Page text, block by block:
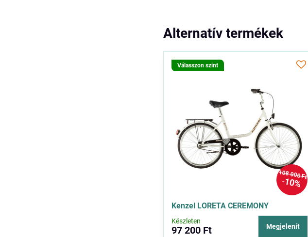
Alternatív termékek
108 000 Ft
10%
Válasszon szint
Kenzel LORETA CEREMONY
Készleten
97 200 Ft Megjelenít